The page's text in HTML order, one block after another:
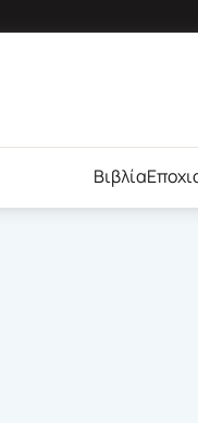
Βιβλία